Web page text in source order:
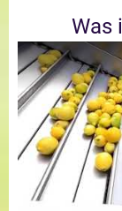
Was